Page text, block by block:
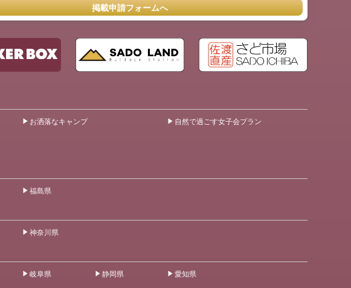
掲載申請フォームへ
お洒落なキャンプ
自然で過ごす女子会プラン
福島県
神奈川県
岐阜県 静岡県 愛知県